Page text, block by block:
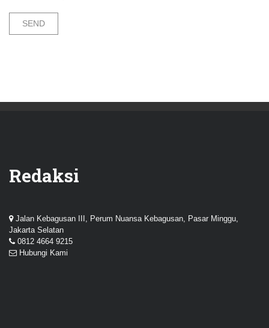
Redaksi
Jalan Kebagusan III, Perum Nuansa Kebagusan, Pasar Minggu,
Jakarta Selatan
0812 4664 9215
Hubungi Kami